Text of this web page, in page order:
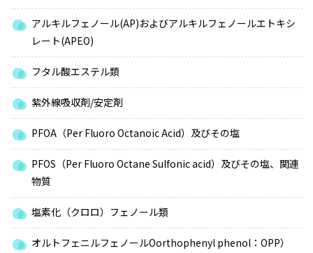
アルキルフェノール(AP)およびアルキルフェノールエトキシ
レート(APEO)
フタル酸エステル類
紫外線吸収剤/安定剤
PFOA（Per Fluoro Octanoic Acid）及びその塩
PFOS（Per Fluoro Octane Sulfonic acid）及びその塩、関連
物質
塩素化（クロロ）フェノール類
オルトフェニルフェノールOorthophenyl phenol：OPP）